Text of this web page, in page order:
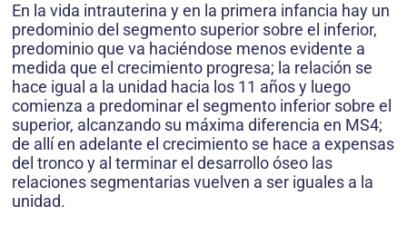
En la vida intrauterina y en la primera infancia hay un
predominio del segmento superior sobre el inferior,
predominio que va haciéndose menos evidente a
medida que el crecimiento progresa; la relación se
hace igual a la unidad hacia los 11 años y luego
comienza a predominar el segmento inferior sobre el
superior, alcanzando su máxima diferencia en MS4;
de allí en adelante el crecimiento se hace a expensas
del tronco y al terminar el desarrollo óseo las
relaciones segmentarias vuelven a ser iguales a la
unidad.